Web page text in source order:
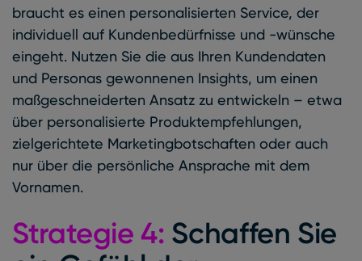
braucht es einen personalisierten Service, der
individuell auf Kundenbedürfnisse und -wünsche
eingeht. Nutzen Sie die aus Ihren Kundendaten
und Personas gewonnenen Insights, um einen
maßgeschneiderten Ansatz zu entwickeln – etwa
über personalisierte Produktempfehlungen,
zielgerichtete Marketingbotschaften oder auch
nur über die persönliche Ansprache mit dem
Vornamen.
Strategie 4: Schaffen Sie